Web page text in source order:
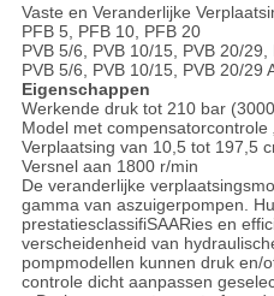
Vaste en Veranderlijke
PFB 5, PFB 10, PFB 20
PVB 5/6, PVB 10/15, PVB 20/
PVB 5/6, PVB 10/15, PVB 20/29
Eigenschappen
Werkende druk tot 210 bar
Model met compensatorcontrole
Verplaatsing van 10,5 tot 197,5
Versnel aan 1800 r/min
De veranderlijke
gamma van aszuigerpompen.
prestatiesclassifiSAARies en
verscheidenheid van
pompmodellen kunnen druk en/
controle dicht aanpassen